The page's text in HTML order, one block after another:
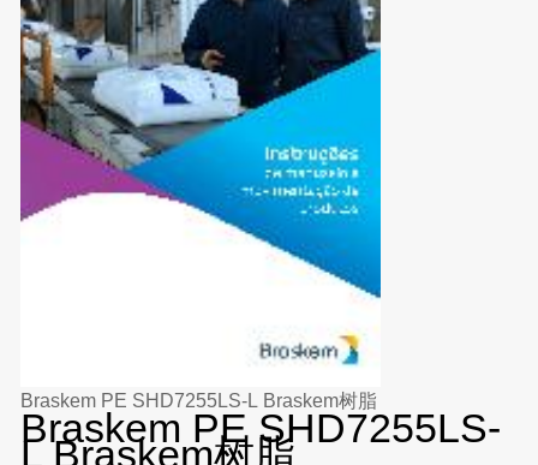
Braskem PE SHD7255LS-L Braskem树脂
Braskem PE SHD7255LS-
L Braskem树脂